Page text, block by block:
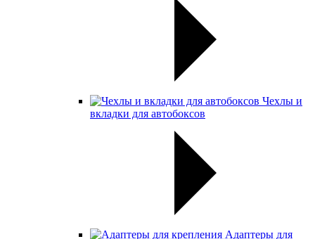
Чехлы и
вкладки для автобоксов
Адаптеры для